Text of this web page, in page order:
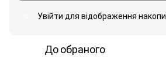
Увійти для відображення
До обраного